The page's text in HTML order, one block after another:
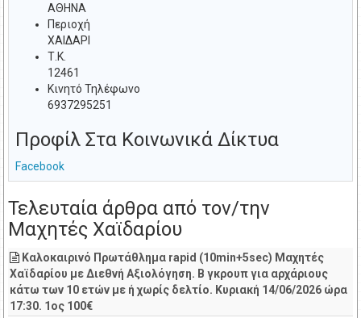
ΑΘΗΝΑ
Περιοχή
ΧΑΙΔΑΡΙ
Τ.Κ.
12461
Κινητό Τηλέφωνο
6937295251
Προφίλ Στα Κοινωνικά Δίκτυα
Facebook
Τελευταία άρθρα από τον/την
Μαχητές Χαϊδαρίου
Καλοκαιρινό Πρωτάθλημα rapid (10min+5sec) Μαχητές
Χαϊδαρίου με Διεθνή Αξιολόγηση. Β γκρουπ για αρχάριους
κάτω των 10 ετών με ή χωρίς δελτίο. Κυριακή 14/06/2026 ώρα
17:30. 1ος 100€